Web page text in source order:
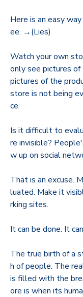
Here is an easy
ee. →(Lies)
Watch your own
only see pictures
pictures of the
store is not being
ce.
Is it difficult to
re invisible?
w up on social
That is an excuse.
luated. Make it
rking sites.
It can be done. It
The true birth of a
h of people. The
is filled with the
ore is when its